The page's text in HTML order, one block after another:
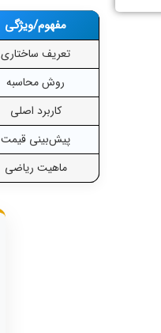
مفهوم/ویژگی
تعریف ساختاری
روش محاسبه
کاربرد اصلی
پیش‌بینی قیمت
ماهیت ریاضی